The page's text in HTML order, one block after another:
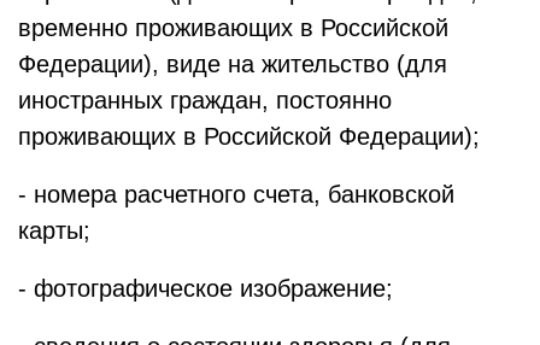
временно проживающих в Российской
Федерации), виде на жительство (для
иностранных граждан, постоянно
проживающих в Российской Федерации);
- номера расчетного счета, банковской
карты;
- фотографическое изображение;